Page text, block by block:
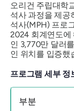
오리건 주립대학
석사 과정을 제공
석사(MPH) 프로
2024 회계연도에
인 3,770만 달러
인 위치를 입증했
프로그램 세부 정
부분